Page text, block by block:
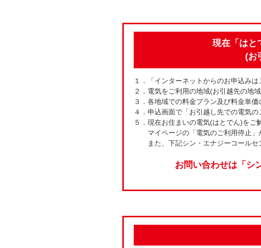
現在「はと
(お
１．「インターネットからのお申込みは
２．電気をご利用の地域(お引越先の地域
３．各地域での料金プラン及び料金単価
４．申込画面で「お引越し先での電気
５．現在お住まいの電気(はとでん)をご
マイページの「電気のご利用停止
また、下記シン・エナジーコールセ
お問い合わせは「シ